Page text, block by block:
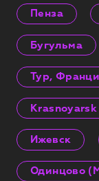
Пенза
Бугульма
Тур,
Krasnoyarsk
Ижевск
Одинцово